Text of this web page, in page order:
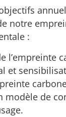
notre
:
l’empreinte
et
modèle de